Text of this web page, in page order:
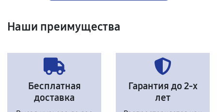
Наши преимущества
Бесплатная
доставка
Гарантия до 2-х
лет